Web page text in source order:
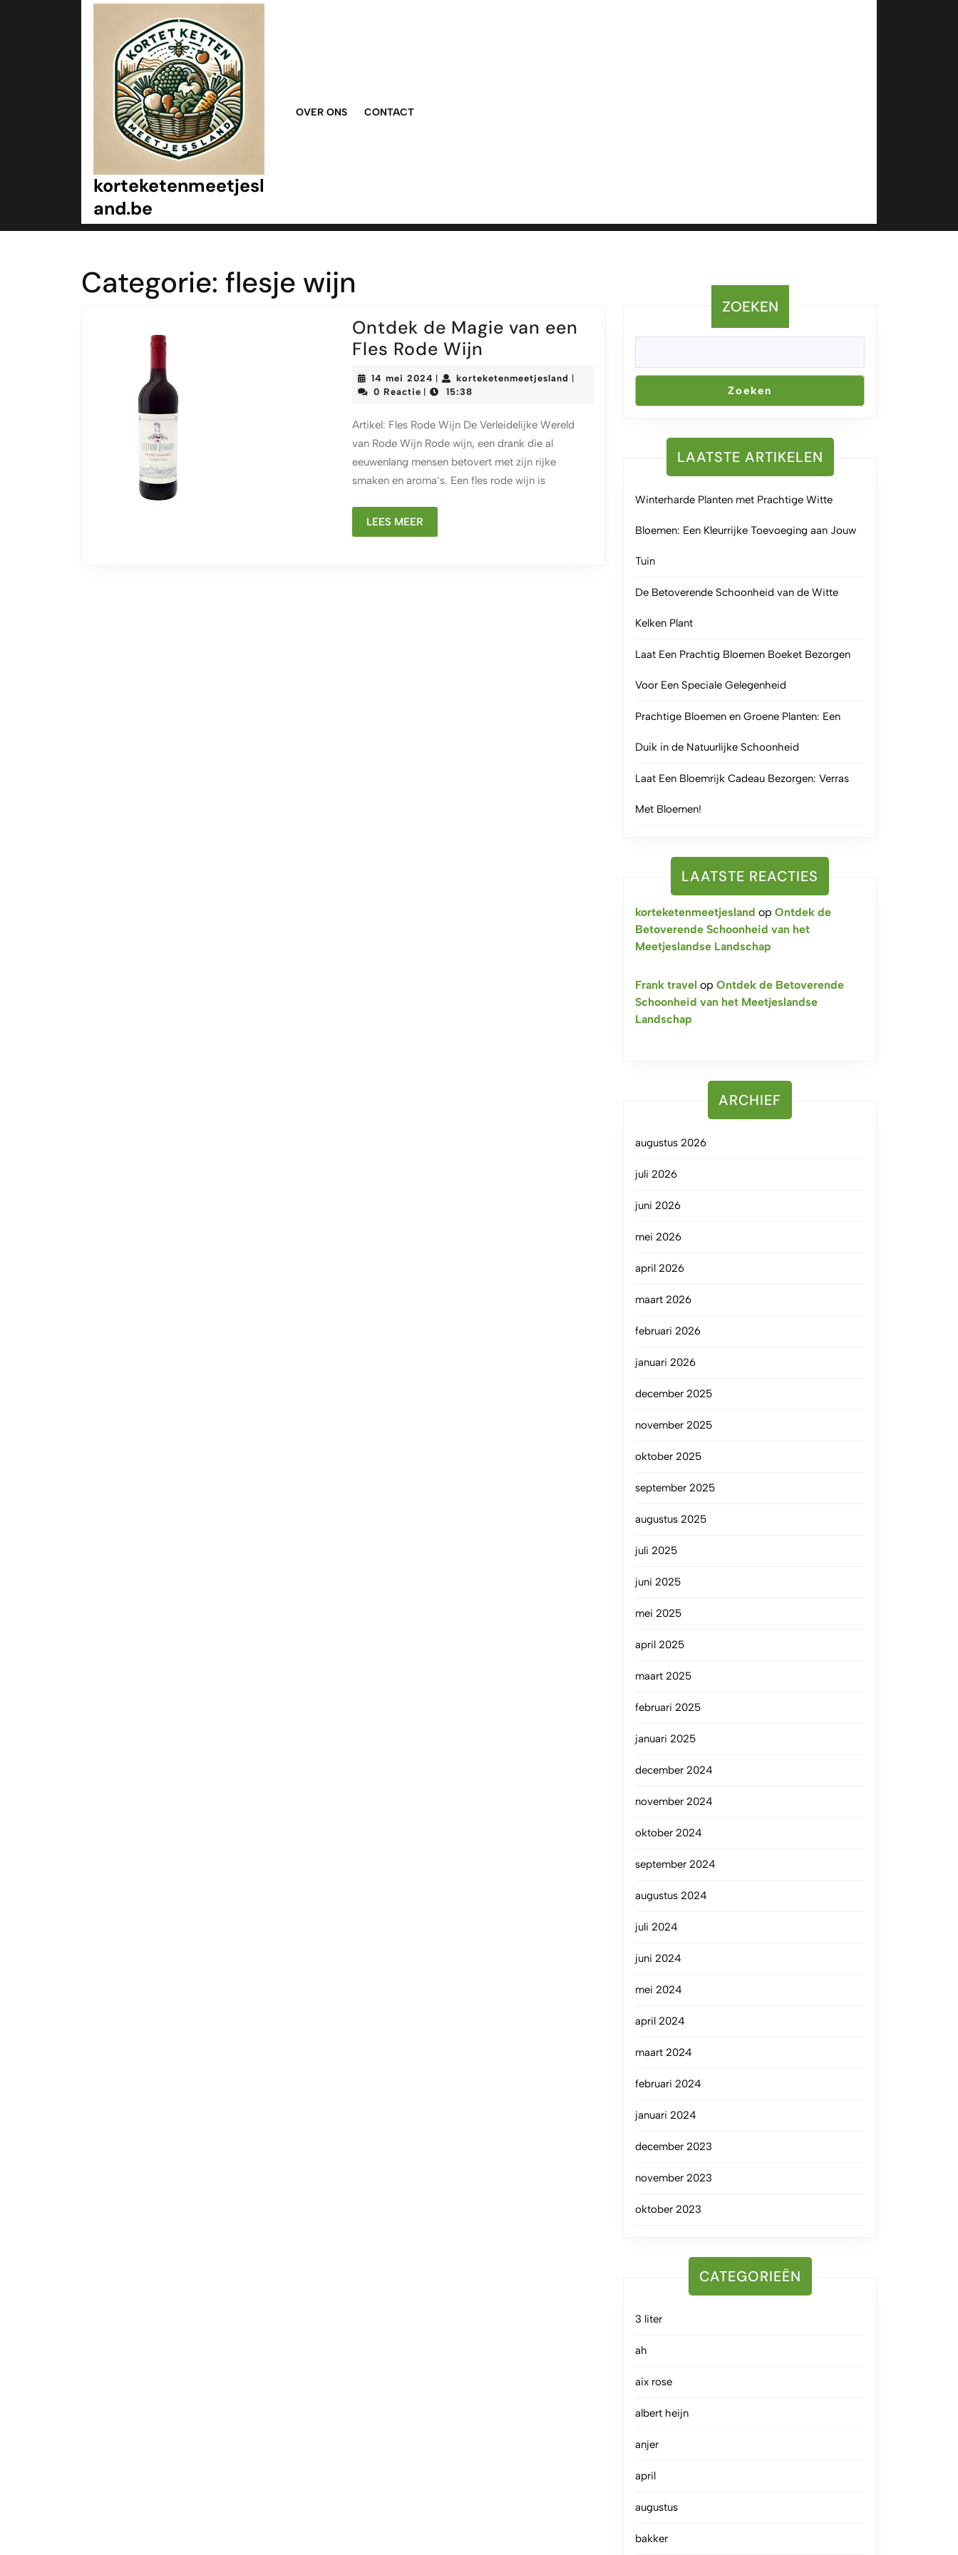
korteketenmeetjesl
and.be
OVER ONS CONTACT
Categorie: flesje wijn
Ontdek de Magie van een
Fles Rode Wijn
de
Magie
een
Fles
Rode
14 mei 2024 14
mei
korteketenmeetjesland korteketenmeetjesland
0 Reactie 15:38
Artikel: Fles Rode Wijn De Verleidelijke Wereld
van Rode Wijn Rode wijn, een drank die al
eeuwenlang mensen betovert met zijn rijke
smaken en aroma’s. Een fles rode wijn is
LEES MEER
MEER
ZOEKEN
Zoeken
LAATSTE ARTIKELEN
Winterharde Planten met Prachtige Witte
Bloemen: Een Kleurrijke Toevoeging aan Jouw
Tuin
De Betoverende Schoonheid van de Witte
Kelken Plant
Laat Een Prachtig Bloemen Boeket Bezorgen
Voor Een Speciale Gelegenheid
Prachtige Bloemen en Groene Planten: Een
Duik in de Natuurlijke Schoonheid
Laat Een Bloemrijk Cadeau Bezorgen: Verras
Met Bloemen!
LAATSTE REACTIES
korteketenmeetjesland op Ontdek de
Betoverende Schoonheid van het
Meetjeslandse Landschap
Frank travel op Ontdek de Betoverende
Schoonheid van het Meetjeslandse
Landschap
ARCHIEF
augustus 2026
juli 2026
juni 2026
mei 2026
april 2026
maart 2026
februari 2026
januari 2026
december 2025
november 2025
oktober 2025
september 2025
augustus 2025
juli 2025
juni 2025
mei 2025
april 2025
maart 2025
februari 2025
januari 2025
december 2024
november 2024
oktober 2024
september 2024
augustus 2024
juli 2024
juni 2024
mei 2024
april 2024
maart 2024
februari 2024
januari 2024
december 2023
november 2023
oktober 2023
CATEGORIEËN
3 liter
ah
aix rose
albert heijn
anjer
april
augustus
bakker